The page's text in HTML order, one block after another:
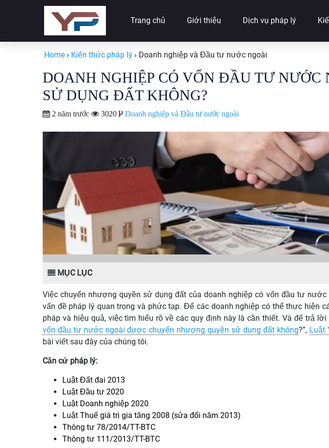
Trang chủ Giới thiệu Dịch vụ pháp lý
Home › Kiến thức pháp lý › Doanh nghiệp và Đầu tư nước ngoài
DOANH NGHIỆP CÓ VỐN ĐẦU TƯ
SỬ DỤNG ĐẤT KHÔNG?
2 năm trước 3020 Doanh nghiệp và Đầu tư nước ngoài
MỤC LỤC
Việc chuyển nhượng quyền sử dụng đất của doanh nghiệp có vốn đầu tư
vấn đề pháp lý quan trọng và phức tạp. Để các doanh nghiệp có thể thực hiện
pháp và hiệu quả, việc tìm hiểu rõ về các quy định này là cần thiết. Và để trả lời
vốn đầu tư nước ngoài được chuyển nhượng quyền sử dụng đất không?”, Luật
bài viết sau đây của chúng tôi.
Căn cứ pháp lý:
Luật Đất đai 2013
Luật Đầu tư 2020
Luật Doanh nghiệp 2020
Luật Thuế giá trị gia tăng 2008 (sửa đổi năm 2013)
Thông tư 78/2014/TT-BTC
Thông tư 111/2013/TT-BTC